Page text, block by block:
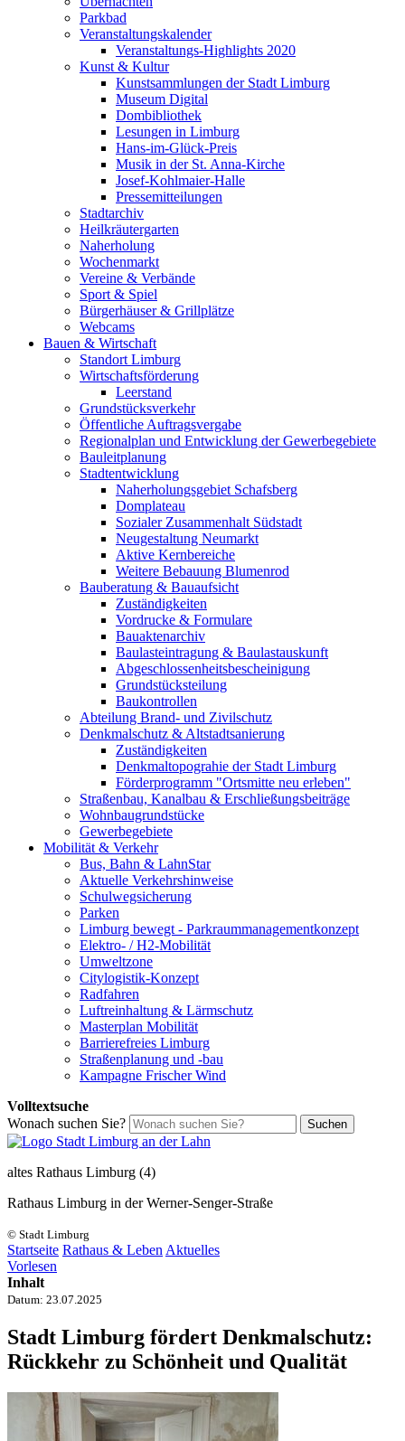
Parkbad
Veranstaltungskalender
Veranstaltungs-Highlights 2020
Kunst & Kultur
Kunstsammlungen der Stadt Limburg
Museum Digital
Dombibliothek
Lesungen in Limburg
Hans-im-Glück-Preis
Musik in der St. Anna-Kirche
Josef-Kohlmaier-Halle
Pressemitteilungen
Stadtarchiv
Heilkräutergarten
Naherholung
Wochenmarkt
Vereine & Verbände
Sport & Spiel
Bürgerhäuser & Grillplätze
Webcams
Bauen & Wirtschaft
Standort Limburg
Wirtschaftsförderung
Leerstand
Grundstücksverkehr
Öffentliche Auftragsvergabe
Regionalplan und Entwicklung der Gewerbegebiete
Bauleitplanung
Stadtentwicklung
Naherholungsgebiet Schafsberg
Domplateau
Sozialer Zusammenhalt Südstadt
Neugestaltung Neumarkt
Aktive Kernbereiche
Weitere Bebauung Blumenrod
Bauberatung & Bauaufsicht
Zuständigkeiten
Vordrucke & Formulare
Bauaktenarchiv
Baulasteintragung & Baulastauskunft
Abgeschlossenheitsbescheinigung
Grundstücksteilung
Baukontrollen
Abteilung Brand- und Zivilschutz
Denkmalschutz & Altstadtsanierung
Zuständigkeiten
Denkmaltopograhie der Stadt Limburg
Förderprogramm "Ortsmitte neu erleben"
Straßenbau, Kanalbau & Erschließungsbeiträge
Wohnbaugrundstücke
Gewerbegebiete
Mobilität & Verkehr
Bus, Bahn & LahnStar
Aktuelle Verkehrshinweise
Schulwegsicherung
Parken
Limburg bewegt - Park­raum­management­konzept
Elektro- / H2-Mobilität
Umweltzone
Citylogistik-Konzept
Radfahren
Luftreinhaltung & Lärmschutz
Masterplan Mobilität
Barrierefreies Limburg
Straßenplanung und -bau
Kampagne Frischer Wind
Volltextsuche
Wonach suchen Sie?
Suchen
altes Rathaus Limburg (4)
Rathaus Limburg in der Werner-Senger-Straße
© Stadt Limburg
Startseite Rathaus & Leben Aktuelles
Vorlesen
Inhalt
Datum: 23.07.2025
Stadt Limburg fördert Denkmalschutz:
Rückkehr zu Schönheit und Qualität